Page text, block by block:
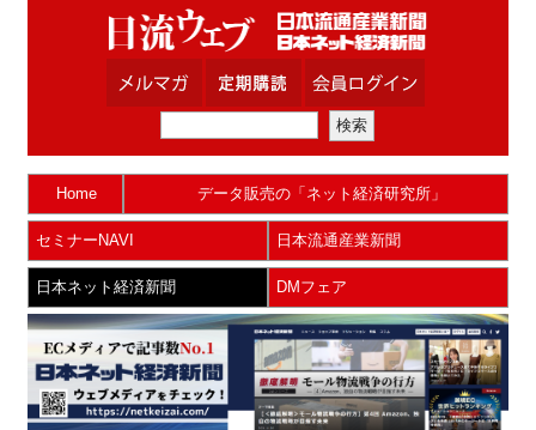
Home データ販売の「ネット経済研究所」
セミナーNAVI 日本流通産業新聞
日本ネット経済新聞 DMフェア